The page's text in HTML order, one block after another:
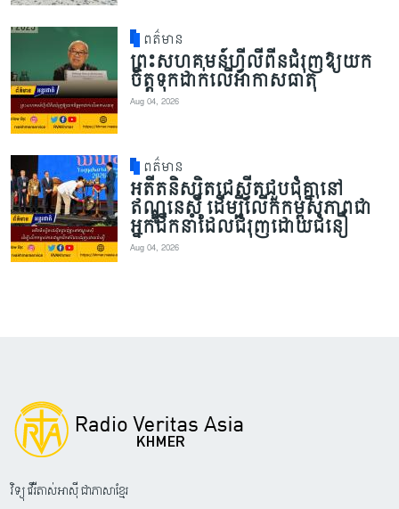
ពត៌មាន
ព្រះសហគមន៍ហ្វីលីពីនជំរុញឱ្យយក
ចិត្តទុកដាក់លើអាកាសធាតុ
Aug 04, 2026
ពត៌មាន
អតីតនិស្សិតជេស្វីតជួបជុំគ្នានៅ
ឥណ្ឌូនេស៊ី ដើម្បីលើកកម្ពស់ភាពជា
អ្នកដឹកនាំដែលជំរុញដោយជំនឿ
Aug 04, 2026
វិទ្យុ វើរីតាស់អាស៊ី ជាភាសាខ្មែរ